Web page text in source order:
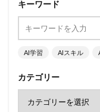
キーワード
AI学習 AIスキル
カテゴリー